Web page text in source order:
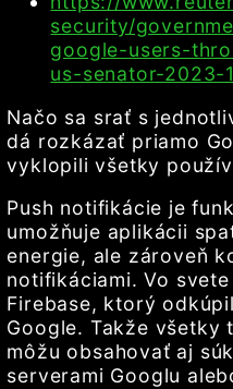
security/
google-users-
us-senator-2023-
Načo sa srať s
dá rozkázať priamo
vyklopili všetky
Push notifikácie je
umožňuje aplikácii
energie, ale zároveň
notifikáciami. Vo
Firebase, ktorý
Google. Takže
môžu obsahovať aj
serverami Googlu